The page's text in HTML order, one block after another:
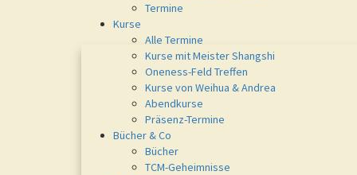
Termine
Kurse
Alle Termine
Kurse mit Meister Shangshi
Oneness-Feld Treffen
Kurse von Weihua & Andrea
Abendkurse
Präsenz-Termine
Bücher & Co
Bücher
TCM-Geheimnisse